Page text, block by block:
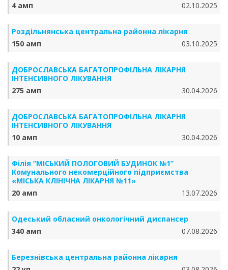
4 амп
02.10.2025
Роздільнянська центральна районна лікарня
150 амп
03.10.2025
ДОБРОСЛАВСЬКА БАГАТОПРОФІЛЬНА ЛІКАРНЯ
ІНТЕНСИВНОГО ЛІКУВАННЯ
275 амп
30.04.2026
ДОБРОСЛАВСЬКА БАГАТОПРОФІЛЬНА ЛІКАРНЯ
ІНТЕНСИВНОГО ЛІКУВАННЯ
10 амп
30.04.2026
Філія ”МІСЬКИЙ ПОЛОГОВИЙ БУДИНОК №1”
Комунального некомерційного підприємства
«МІСЬКА КЛІНІЧНА ЛІКАРНЯ №11»
20 амп
13.07.2026
Одеський обласний онкологічний диспансер
340 амп
07.08.2026
Березнівська центральна районна лікарня